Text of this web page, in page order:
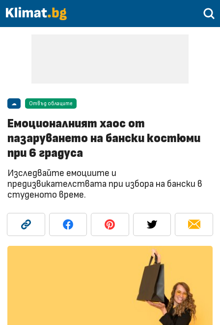
☁ Отвъд облаците
Емоционалният хаос от
пазаруването на бански костюми
при 6 градуса
Изследвайте емоциите и
предизвикателствата при избора на бански в
студеното време.